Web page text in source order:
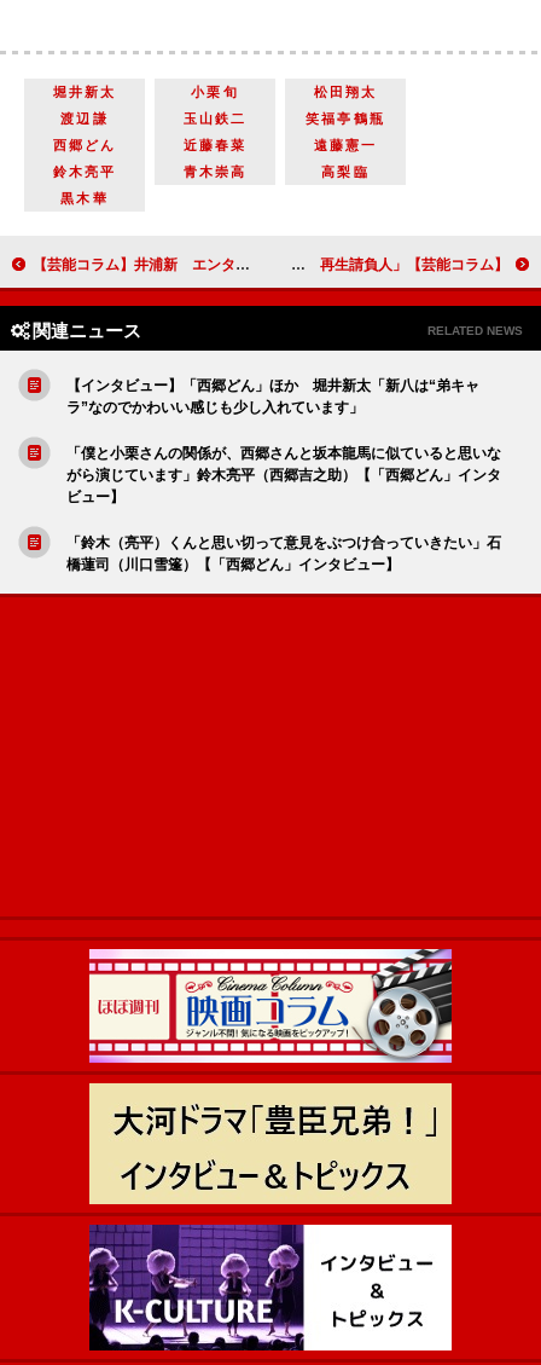
堀井新太 小栗旬
松田翔太
渡辺謙
玉山鉄二
笑福亭鶴瓶
西郷どん
近藤春菜
遠藤憲一
鈴木亮平
青木崇高
高梨臨
黒木華
【芸能コラム】井浦新 エンタメから硬派な作品まで、幅広い活躍で見る者を魅了 「アンナチュラル」から『返還交渉人 いつか、沖縄を取り戻す』へ 【芸能コラム】テレビ東京「ドラマBiz」はエンターテインメントの可能性を広げるか？ 「ラストチャンス 再生請負人」
関連ニュース RELATED NEWS
【インタビュー】「西郷どん」ほか 堀井新太「新八は“弟キャ
ラ”なのでかわいい感じも少し入れています」
「僕と小栗さんの関係が、西郷さんと坂本龍馬に似ていると思いな
がら演じています」鈴木亮平（西郷吉之助）【「西郷どん」インタ
ビュー】
「鈴木（亮平）くんと思い切って意見をぶつけ合っていきたい」石
橋蓮司（川口雪篷）【「西郷どん」インタビュー】